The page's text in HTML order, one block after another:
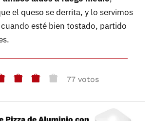
el queso se derrita, y lo servimos
esté bien tostado, partido
77 votos